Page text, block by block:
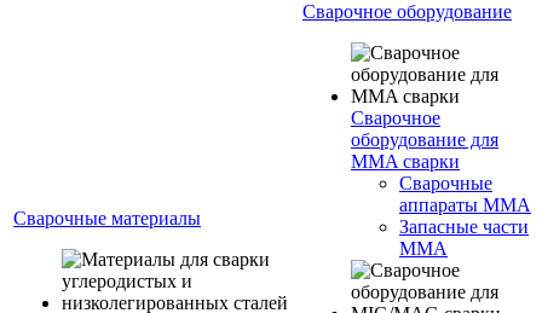
Сварочные материалы
Сварочное оборудование
Сварочное
оборудование для
MMA сварки
Сварочные
аппараты MMA
Запасные части
MMA